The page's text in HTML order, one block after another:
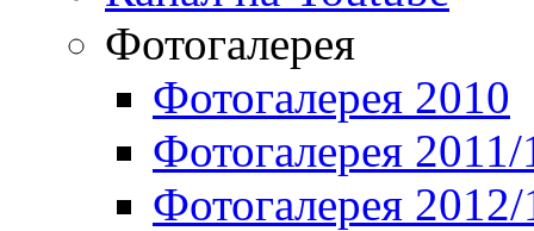
Фотогалерея
Фотогалерея 2010
Фотогалерея 2011/
Фотогалерея